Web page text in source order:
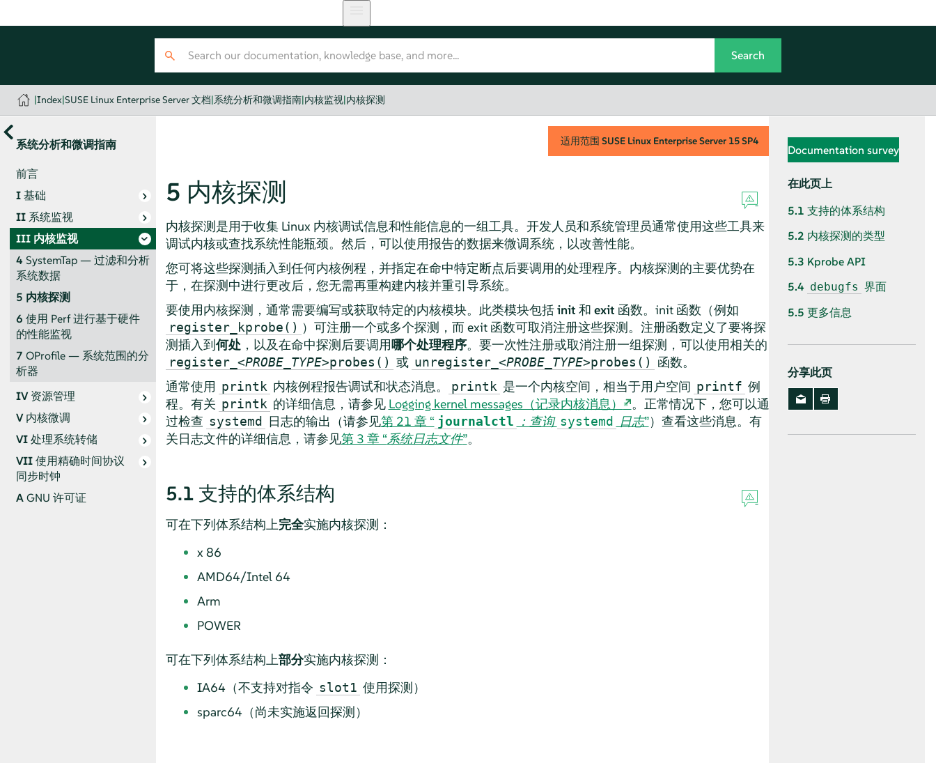
|Index|SUSE Linux Enterprise Server 文档|系统分析和微调指南|内核监视|内核探测
系统分析和微调指南
前言
I基础
II 系统监视
III 内核监视
4 SystemTap — 过滤和分析
系统数据
5 内核探测
6 使用 Perf 进行基于硬件
的性能监视
7 OProfile — 系统范围的分
析器
IV资源管理
V内核微调
VI处理系统转储
VII使用精确时间协议
同步时钟
AGNU 许可证
适用范围 SUSE Linux Enterprise Server 15 SP4
5 内核探测
内核探测是用于收集 Linux 内核调试信息和性能信息的一组工具。开发人员和系统管理员通常使用这些工具来
调试内核或查找系统性能瓶颈。然后，可以使用报告的数据来微调系统，以改善性能。
您可将这些探测插入到任何内核例程，并指定在命中特定断点后要调用的处理程序。内核探测的主要优势在
于，在探测中进行更改后，您无需再重构建内核并重引导系统。
要使用内核探测，通常需要编写或获取特定的内核模块。此类模块包括init 和 exit 函数。init 函数（例如
register_kprobe() ）可注册一个或多个探测，而 exit 函数可取消注册这些探测。注册函数定义了要将探
测插入到何处 ，以及在命中探测后要调用哪个处理程序。要一次性注册或取消注册一组探测，可以使用相关的
register_<PROBE_TYPE>probes() 或 unregister_<PROBE_TYPE>probes()
函数。
通常使用 printk 内核例程报告调试和状态消息。 printk 是一个内核空间，相当于用户空间 printf 例
程。有关 printk 的详细信息，请参见 Logging kernel messages（记录内核消息）
。正常情况下，您可以通
过检查 systemd 日志的输出（请参见第 21 章 “ journalctl ：查询 systemd 日志”）查看这些消息。有
关日志文件的详细信息，请参见第 3 章 “系统日志文件”。
5.1 支持的体系结构
可在下列体系结构上完全实施内核探测：
x 86
AMD64/Intel 64
Arm
POWER
可在下列体系结构上部分实施内核探测：
IA64（不支持对指令 slot1 使用探测）
sparc64（尚未实施返回探测）
Documentation survey
在此页上
5.1 支持的体系结构
5.2 内核探测的类型
5.3 Kprobe API
5.4 debugfs 界面
5.5 更多信息
分享此页